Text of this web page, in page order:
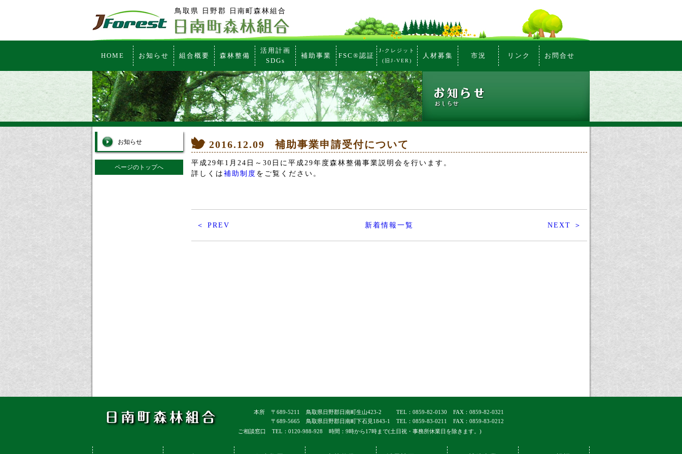
鳥取県 日野郡 日南町森林組合
HOME お知らせ 組合概要 森林整備
活用計画
SDGs
補助事業 FSC®認証
J-クレジット
(旧J-VER)
人材募集 市況 リンク お問合せ
お知らせ
ページのトップへ
2016.12.09 補助事業申請受付について
平成29年1月24日～30日に平成29年度森林整備事業説明会を行います。
詳しくは 補助制度 をご覧ください。
＜ PREV 新着情報一覧 NEXT ＞
本所 〒689-5211 鳥取県日野郡日南町生山423-2 TEL：0859-82-0130
FAX：0859-82-0321
〒689-5665
鳥取県日野郡日南町下石見1843-1 TEL：0859-83-0211
FAX：0859-83-0212
ご相談窓口
TEL：0120-988-928 時間：9時から17時まで(土日祝・事務所休業日を除きます。)